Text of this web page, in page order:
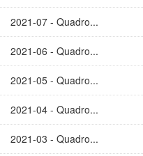
2021-07 - Quadro...
2021-06 - Quadro...
2021-05 - Quadro...
2021-04 - Quadro...
2021-03 - Quadro...